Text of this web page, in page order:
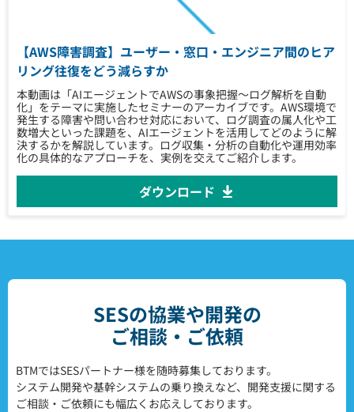
【AWS障害調査】ユーザー・窓口・エンジニア間のヒア
リング往復をどう減らすか
本動画は「AIエージェントでAWSの事象把握〜ログ解析を自動
化」をテーマに実施したセミナーのアーカイブです。AWS環境で
発生する障害や問い合わせ対応において、ログ調査の属人化や工
数増大といった課題を、AIエージェントを活用してどのように解
決するかを解説しています。ログ収集・分析の自動化や運用効率
化の具体的なアプローチを、実例を交えてご紹介します。
ダウンロード
SESの協業や開発の
ご相談・ご依頼
BTMではSESパートナー様を随時募集しております。
システム開発や基幹システムの乗り換えなど、開発支援に関する
ご相談・ご依頼にも幅広くお応えしております。